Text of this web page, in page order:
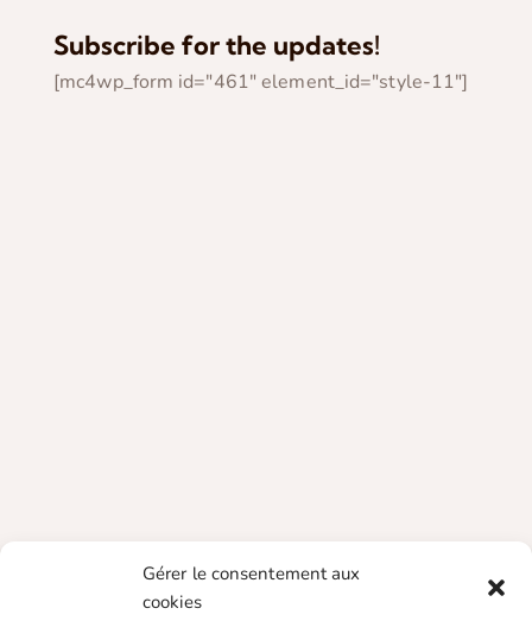
Gérer le consentement aux
cookies
Subscribe for the updates!
[mc4wp_form id="461" element_id="style-11"]